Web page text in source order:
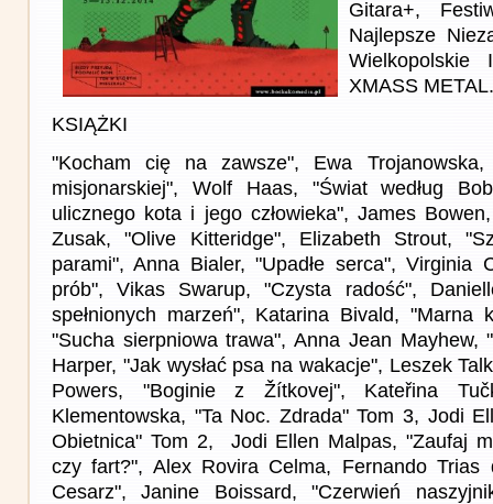
Gitara+,
Najlepsze
Wielkopolskie
XMASS METAL.
KSIĄŻKI
"Kocham cię na zawsze", Ewa
misjonarskiej", Wolf Haas, "Świat według
ulicznego kota i jego człowieka", James
Zusak, "Olive Kitteridge", Elizabeth Strout,
parami", Anna Bialer, "Upadłe serca", Virginia
prób", Vikas Swarup, "Czysta radość",
spełnionych marzeń", Katarina Bivald, "Marna
"Sucha sierpniowa trawa", Anna Jean Mayhew,
Harper, "Jak wysłać psa na wakacje", Leszek
Powers, "Boginie z Žítkovej", Kateřina
Klementowska, "Ta Noc. Zdrada" Tom 3, Jodi
Obietnica" Tom 2, Jodi Ellen Malpas, "Zaufaj
czy fart?", Alex Rovira Celma, Fernando
Cesarz", Janine Boissard, "Czerwień